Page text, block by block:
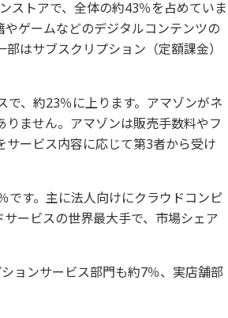
ストアで、全体の約43％を占めていま
ゲームなどのデジタルコンテンツの
はサブスクリプション（定額課金）
、約23％に上ります。アマゾンがネ
ません。アマゾンは販売手数料やフ
ービス内容に応じて第3者から受け
です。主に法人向けにクラウドコンピ
ービスの世界最大手で、市場シェア
ョンサービス部門も約7％、実店舗部